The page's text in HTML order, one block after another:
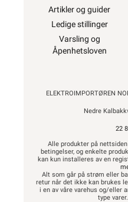
Artikler og guider
Ledige stillinger
Varsling og
Åpenhetsloven
ELEKTROIMPORTØREN
Nedre
22
Alle produkter på
betingelser, og enkelte
kan kun installeres av en
Alt som går på strøm eller
retur når det ikke kan brukes
i en av våre varehus og/eller
type varer.